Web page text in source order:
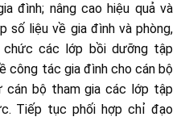
đình; nâng cao hiệu quả và
liệu về gia đình và phòng,
các lớp bồi dưỡng tập
công tác gia đình cho cán bộ
bộ tham gia các lớp tập
Tiếp tục phối hợp chỉ đạo